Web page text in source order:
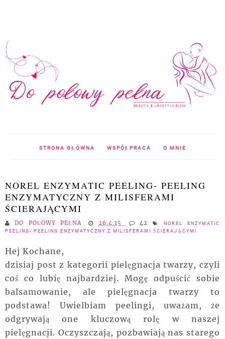
STRONA GŁÓWNA WSPÓŁPRACA O MNIE
NOREL ENZYMATIC PEELING- PEELING
ENZYMATYCZNY Z MILISFERAMI
ŚCIERAJĄCYMI
DO POŁOWY PEŁNA 26.4.15 42
NOREL ENZYMATIC
PEELING- PEELING ENZYMATYCZNY Z MILISFERAMI ŚCIERAJĄCYMI
Hej Kochane,
dzisiaj post z kategorii pielęgnacja twarzy, czyli
coś co lubię najbardziej. Mogę odpuścić sobie
balsamowanie, ale pielęgnacja twarzy to
podstawa! Uwielbiam peelingi, uważam, że
odgrywają one kluczową rolę w naszej
pielęgnacji. Oczyszczają, pozbawiają nas starego